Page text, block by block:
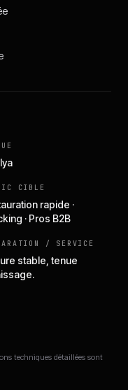
CIBLE
rapide ·
· Pros B2B
/ SERVICE
stable, tenue
techniques détaillées sont